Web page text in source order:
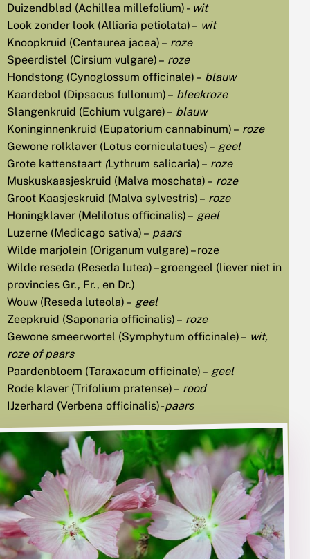
Duizendblad (Achillea millefolium) - wit
Look zonder look (Alliaria petiolata) – wit
Knoopkruid (Centaurea jacea) – roze
Speerdistel (Cirsium vulgare) – roze
Hondstong (Cynoglossum officinale) – blauw
Kaardebol (Dipsacus fullonum) – bleekroze
Slangenkruid (Echium vulgare) – blauw
Koninginnenkruid (Eupatorium cannabinum) – roze
Gewone rolklaver (Lotus corniculatues) – geel
Grote kattenstaart (Lythrum salicaria) – roze
Muskuskaasjeskruid (Malva moschata) – roze
Groot Kaasjeskruid (Malva sylvestris) – roze
Honingklaver (Melilotus officinalis) – geel
Luzerne (Medicago sativa) – paars
Wilde marjolein (Origanum vulgare) – roze
Wilde reseda (Reseda lutea) – groengeel (liever niet in
provincies Gr., Fr., en Dr.)
Wouw (Reseda luteola) – geel
Zeepkruid (Saponaria officinalis) – roze
Gewone smeerwortel (Symphytum officinale) – wit,
roze of paars
Paardenbloem (Taraxacum officinale) – geel
Rode klaver (Trifolium pratense) – rood
IJzerhard (Verbena officinalis)- paars